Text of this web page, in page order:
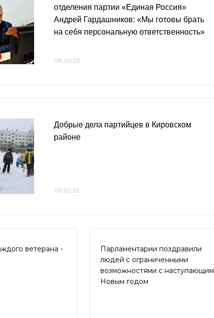
отделения партии «Единая Россия»
Андрей Гардашников: «Мы готовы брать
на себя персональную ответственность»
08.02.22
Добрые дела партийцев в Кировском
районе
03.02.22
ветерана -
Парламентарии поздравили
людей с ограниченными
возможностями с наступающим
Новым годом